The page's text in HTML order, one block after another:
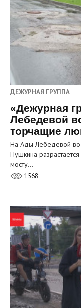
ДЕЖУРНАЯ ГРУППА
«Дежурная
Лебедевой
торчащие
На Ады Лебедевой
Пушкина
мосту…
1568